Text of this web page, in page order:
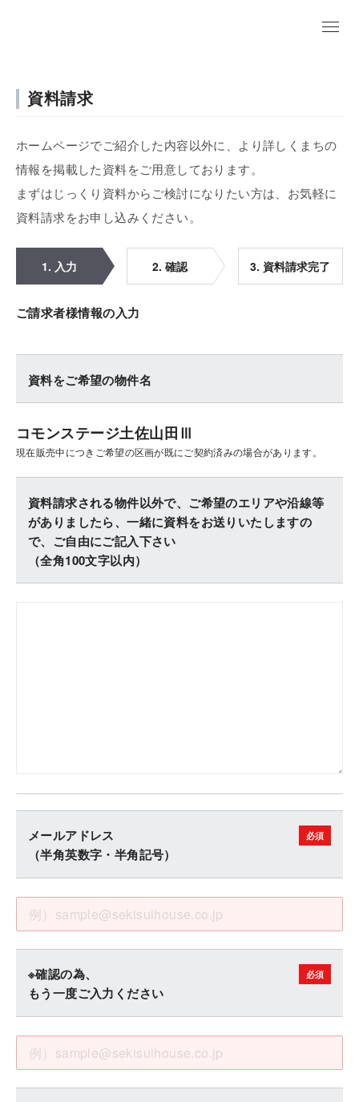
資料請求
ホームページでご紹介した内容以外に、より詳しくまちの
情報を掲載した資料をご用意しております。
まずはじっくり資料からご検討になりたい方は、お気軽に
資料請求をお申し込みください。
1. 入力 2. 確認 3. 資料請求完了
ご請求者様情報の入力
資料をご希望の物件名
コモンステージ土佐山田Ⅲ
現在販売中につきご希望の区画が既にご契約済みの場合があります。
資料請求される物件以外で、ご希望のエリアや沿線等
がありましたら、一緒に資料をお送りいたしますの
で、ご自由にご記入下さい
（全角100文字以内）
メールアドレス
（半角英数字・半角記号）
※確認の為、
もう一度ご入力ください